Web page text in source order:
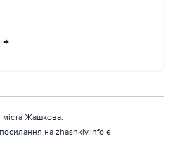
→
Жашкова.
на zhashkiv.info є